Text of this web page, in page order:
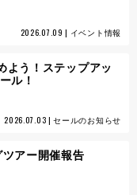
2026.07.09 | イベント情報
よう！ステップアッ
ル！
2026.07.03 | セールのお知らせ
アー開催報告